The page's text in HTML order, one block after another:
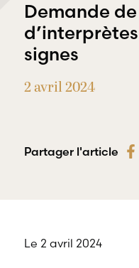
Droit du
travail et
offre une
gamme
d’expertises
Demande
signes
2 avril 2024
Partager l'article
Le 2 avril 2024